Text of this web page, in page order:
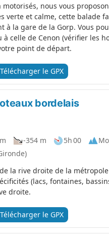
nous vous
verte et calme, cette balade
à la gare de la Gorp. Vous
à celle de Cenon (vérifier les
point de départ.
Télécharger le GPX
bordelais
-354 m 5h 00
la rive droite de la
(lacs, fontaines,
droite.
Télécharger le GPX